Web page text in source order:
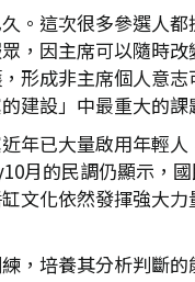
。這次很多參選人
，因主席可以隨時
形成非主席個人意
建設」中最重大的課
年已大量啟用年輕
月的民調仍顯示，
文化依然發揮強大
，培養其分析判斷